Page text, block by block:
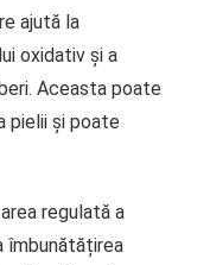
ajută la
oxidativ și a
Aceasta poate
pielii și poate
regulată a
îmbunătățirea